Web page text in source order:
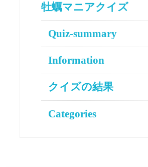
牡蠣マニアクイズ
Quiz-summary
Information
クイズの結果
Categories